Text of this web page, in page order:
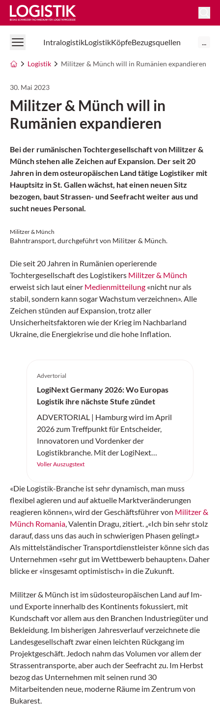
Logistik Online
IntralogistikLogistikKöpfeBezugsquellen ...
Logistik Militzer & Münch will in Rumänien expandieren
30. Mai 2023
Militzer & Münch will in
Rumänien expandieren
Bei der rumänischen Tochtergesellschaft von Militzer &
Münch stehen alle Zeichen auf Expansion. Der seit 20
Jahren in dem osteuropäischen Land tätige Logistiker mit
Hauptsitz in St. Gallen wächst, hat einen neuen Sitz
bezogen, baut Strassen- und Seefracht weiter aus und
sucht neues Personal.
Militzer & Münch
Bahntransport, durchgeführt von Militzer & Münch.
Die seit 20 Jahren in Rumänien operierende
Tochtergesellschaft des Logistikers Militzer & Münch
erweist sich laut einer Medienmitteilung «nicht nur als
stabil, sondern kann sogar Wachstum verzeichnen». Alle
Zeichen stünden auf Expansion, trotz aller
Unsicherheitsfaktoren wie der Krieg im Nachbarland
Ukraine, die Energiekrise und die hohe Inflation.
Advertorial
LogiNext Germany 2026: Wo Europas
Logistik ihre nächste Stufe zündet
ADVERTORIAL | Hamburg wird im April
2026 zum Treffpunkt für Entscheider,
Innovatoren und Vordenker der
Logistikbranche. Mit der LogiNext
Germany feiert am 14. und 15. April 2026
ihre Premiere – und setzt genau dort an, wo
die Branche aktuell die grössten Hebel hat:
resiliente Lieferketten, Digitalisierung und
KI, Automatisierung, Robotik sowie
nachhaltige und urbane Logistik.
Voller Auszugstext
«Die Logistik-Branche ist sehr dynamisch, man muss
flexibel agieren und auf aktuelle Marktveränderungen
reagieren können», wird der Geschäftsführer von Militzer &
Münch Romania, Valentin Dragu, zitiert. „«Ich bin sehr stolz
darauf, dass uns das auch in schwierigen Phasen gelingt.»
Als mittelständischer Transportdienstleister könne sich das
Unternehmen «sehr gut im Wettbewerb behaupten». Daher
blicke er «insgesamt optimistisch» in die Zukunft.
Militzer & Münch ist im südosteuropäischen Land auf Im-
und Exporte innerhalb des Kontinents fokussiert, mit
Kundschaft vor allem aus den Branchen Industriegüter und
Bekleidung. Im bisherigen Jahresverlauf verzeichnete die
Landesgesellschaft zwar einen leichten Rückgang im
Projektgeschäft. Jedoch nahm das Volumen vor allem der
Strassentransporte, aber auch der Seefracht zu. Im Herbst
bezog das Unternehmen mit seinen rund 30
Mitarbeitenden neue, moderne Räume im Zentrum von
Bukarest.